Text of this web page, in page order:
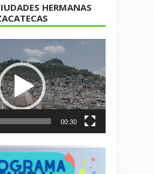
HERMANAS
00:30